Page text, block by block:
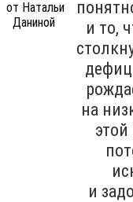
и то,
на
и